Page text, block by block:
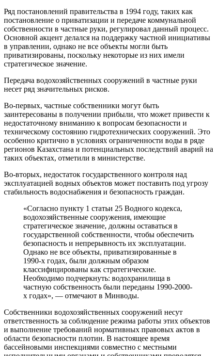
Ряд постановлений правительства в 1994 году, таких как
постановление о приватизации и передаче коммунальной
собственности в частные руки, регулировал данный процесс.
Основной акцент делался на поддержку частной инициативы
в управлении, однако не все объекты могли быть
приватизированы, поскольку некоторые из них имели
стратегическое значение.
Передача водохозяйственных сооружений в частные руки
несет ряд значительных рисков.
Во-первых, частные собственники могут быть
заинтересованы в получении прибыли, что может привести к
недостаточному вниманию к вопросам безопасности и
техническому состоянию гидротехнических сооружений. Это
особенно критично в условиях ограниченности воды в ряде
регионов Казахстана и потенциальных последствий аварий на
таких объектах, отметили в министерстве.
Во-вторых, недостаток государственного контроля над
эксплуатацией водных объектов может поставить под угрозу
стабильность водоснабжения и безопасность граждан.
«Согласно пункту 1 статьи 25 Водного кодекса,
водохозяйственные сооружения, имеющие
стратегическое значение, должны оставаться в
государственной собственности, чтобы обеспечить
безопасность и непрерывность их эксплуатации.
Однако не все объекты, приватизированные в
1990-х годах, были должным образом
классифицированы как стратегические.
Необходимо подчеркнуть: водохранилища в
частную собственность были переданы 1990-2000-
х годах», — отмечают в Минводы.
Собственники водохозяйственных сооружений несут
ответственность за соблюдение режима работы этих объектов
и выполнение требований нормативных правовых актов в
области безопасности плотин. В настоящее время
бассейновыми инспекциями совместно с местными